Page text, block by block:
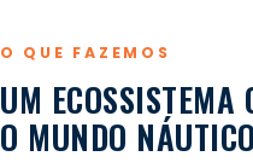
O QUE FAZEMOS
UM
O MUNDO NÁUTICO